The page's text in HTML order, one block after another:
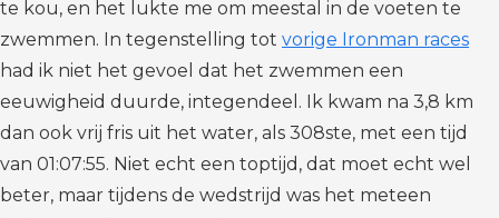
te kou, en het lukte me om meestal in de voeten te
zwemmen. In tegenstelling tot vorige Ironman races
had ik niet het gevoel dat het zwemmen een
eeuwigheid duurde, integendeel. Ik kwam na 3,8 km
dan ook vrij fris uit het water, als 308ste, met een tijd
van 01:07:55. Niet echt een toptijd, dat moet echt wel
beter, maar tijdens de wedstrijd was het meteen